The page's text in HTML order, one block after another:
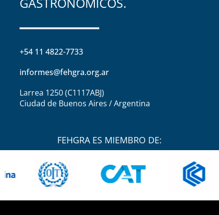
+54 11 4822-7733
informes@fehgra.org.ar
Larrea 1250 (C1117ABJ)
Ciudad de Buenos Aires / Argentina
FEHGRA ES MIEMBRO DE: